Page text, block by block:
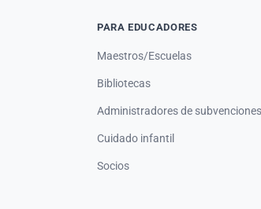
PARA EDUCADORES
Maestros/Escuelas
Bibliotecas
Administradores de subvenciones
Cuidado infantil
Socios